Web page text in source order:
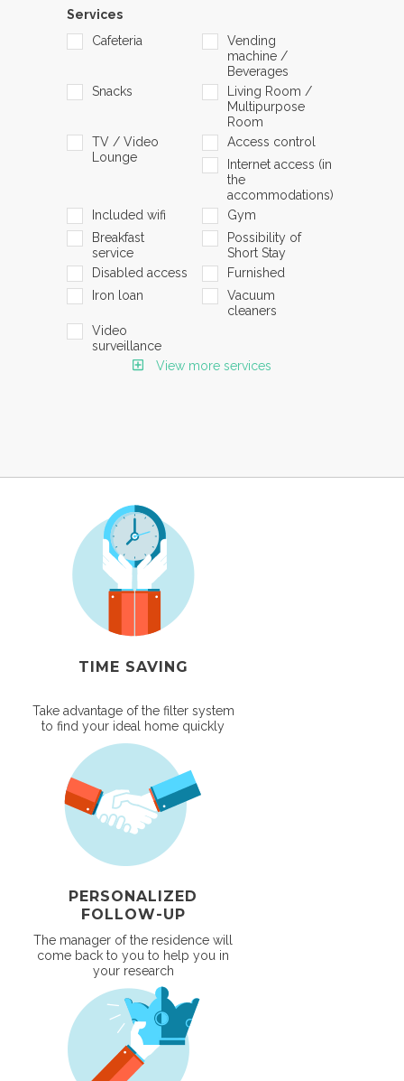
Services
Cafeteria
Vending
machine /
Beverages
Snacks
Living Room /
Multipurpose
Room
TV / Video
Lounge
Access control
Internet access (in
the
accommodations)
Included wifi
Gym
Breakfast
service
Possibility of
Short Stay
Disabled access
Furnished
Iron loan
Vacuum
cleaners
Video
surveillance
View more services
TIME SAVING
Take advantage of the filter system
to find your ideal home quickly
PERSONALIZED
FOLLOW-UP
The manager of the residence will
come back to you to help you in
your research